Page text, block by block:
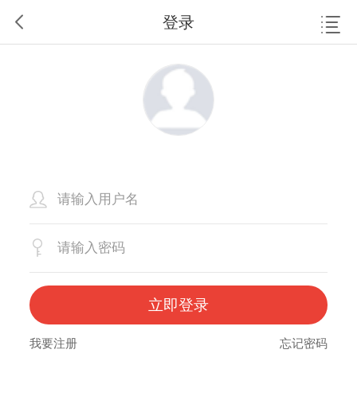
登录
立即登录
我要注册 忘记密码